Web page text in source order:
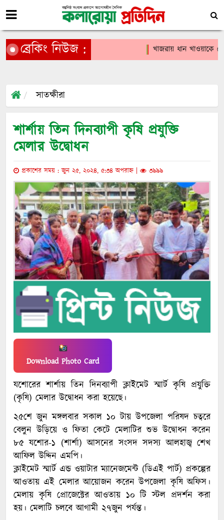
ব্রেকিং নিউজ : খাজরায় ধান খাওয়াকে
সাতক্ষীরা
শার্শায় তিন দিনব্যাপী কৃষি প্রযুক্তি
মেলার উদ্বোধন
প্রকাশের সময় : জুন ২৫, ২০২৪, ৫:৩৪ অপরাহ্ন | ৩৯৯৯
Download Photo Card
যশোরের শার্শায় তিন দিনব্যাপী ক্লাইমেট স্মার্ট কৃষি প্রযুক্তি
(কৃষি) মেলার উদ্বোধন করা হয়েছে।
২৫শে জুন মঙ্গলবার সকাল ১০ টায় উপজেলা পরিষদ চত্বরে
বেলুন উড়িয়ে ও ফিতা কেটে মেলাটির শুভ উদ্বোধন করেন
৮৫ যশোর-১ (শার্শা) আসনের সংসদ সদস্য আলহাজ্ব শেখ
আফিল উদ্দিন এমপি।
ক্লাইমেট স্মার্ট এন্ড ওয়াটার ম্যানেজমেন্ট (ডিএই পার্ট) প্রকল্পের
আওতায় এই মেলার আয়োজন করেন উপজেলা কৃষি অফিস।
মেলায় কৃষি প্রোজেক্টের আওতায় ১০ টি স্টল প্রদর্শন করা
হয়। মেলাটি চলবে আগামী ২৭জুন পর্যন্ত।